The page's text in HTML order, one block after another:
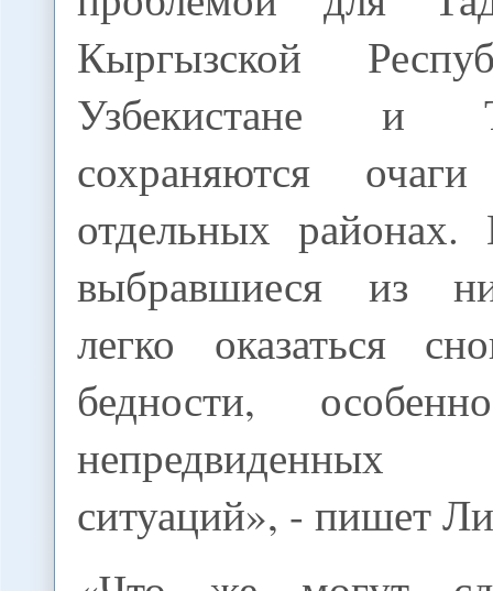
Кыргызской
Узбекистане и
сохраняются
отдельных
выбравшиеся из
легко оказаться
бедности,
ситуаций», - пишет